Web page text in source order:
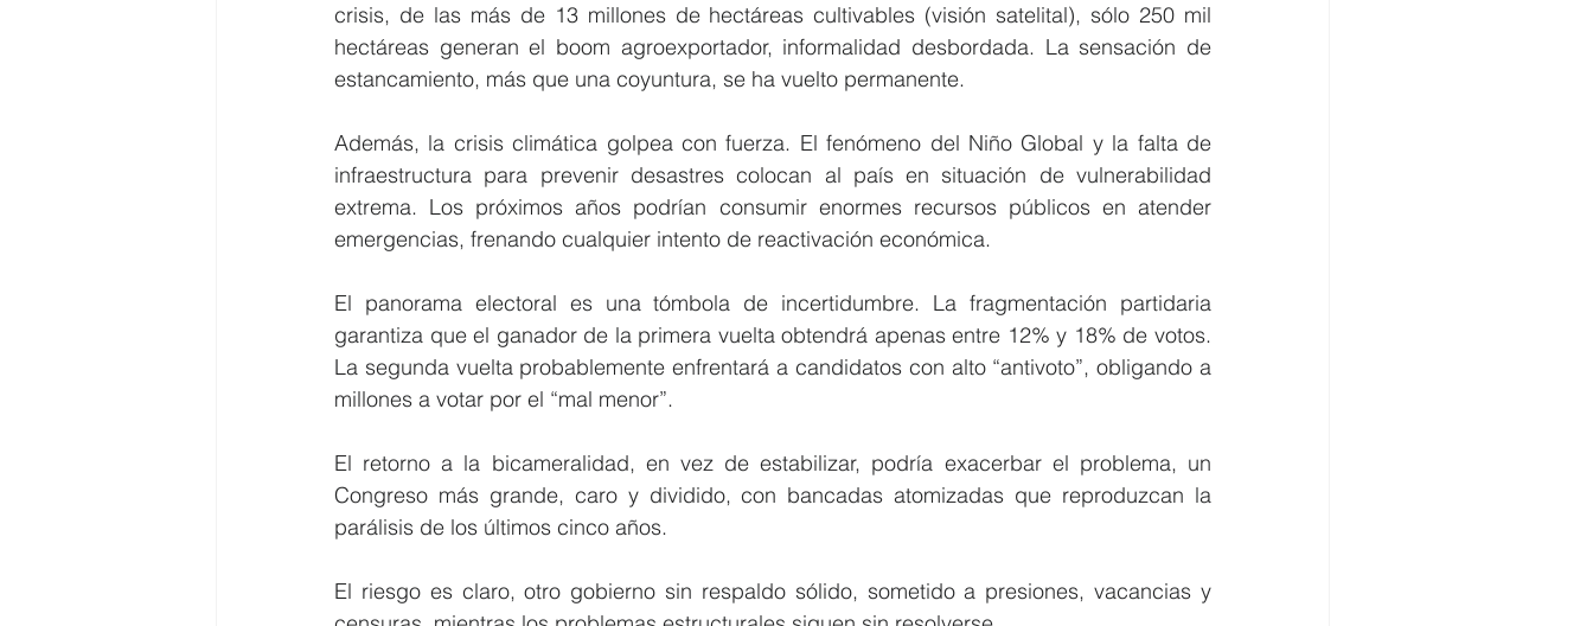
crisis, de las más de 13 millones de hectáreas cultivables (visión satelital), sólo 250 mil
hectáreas generan el boom agroexportador, informalidad desbordada. La sensación de
estancamiento, más que una coyuntura, se ha vuelto permanente.
Además, la crisis climática golpea con fuerza. El fenómeno del Niño Global y la falta de
infraestructura para prevenir desastres colocan al país en situación de vulnerabilidad
extrema. Los próximos años podrían consumir enormes recursos públicos en atender
emergencias, frenando cualquier intento de reactivación económica.
El panorama electoral es una tómbola de incertidumbre. La fragmentación partidaria
garantiza que el ganador de la primera vuelta obtendrá apenas entre 12% y 18% de votos.
La segunda vuelta probablemente enfrentará a candidatos con alto “antivoto”, obligando a
millones a votar por el “mal menor”.
El retorno a la bicameralidad, en vez de estabilizar, podría exacerbar el problema, un
Congreso más grande, caro y dividido, con bancadas atomizadas que reproduzcan la
parálisis de los últimos cinco años.
El riesgo es claro, otro gobierno sin respaldo sólido, sometido a presiones, vacancias y